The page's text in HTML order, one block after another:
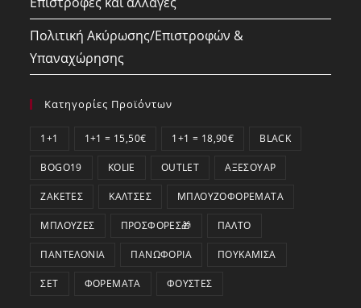
Πολιτική Ακύρωσης/Επιστροφών &
Υπαναχώρησης
Κατηγορίες Προϊόντων
1+1 1+1 = 15,50€ 1+1 = 18,90€ BLACK
BOGO19 KOLIE OUTLET ΑΞΕΣΟΥΆΡ
ΖΑΚΈΤΕΣ ΚΆΛΤΣΕΣ ΜΠΛΟΥΖΟΦΟΡΈΜΑΤΑ
ΜΠΛΟΎΖΕΣ ΠΡΟΣΦΟΡΕΣ🎁 ΠΑΛΤΌ
ΠΑΝΤΕΛΌΝΙΑ ΠΑΝΩΦΌΡΙΑ ΠΟΥΚΆΜΙΣΑ
ΣΕΤ ΦΟΡΈΜΑΤΑ ΦΟΎΣΤΕΣ